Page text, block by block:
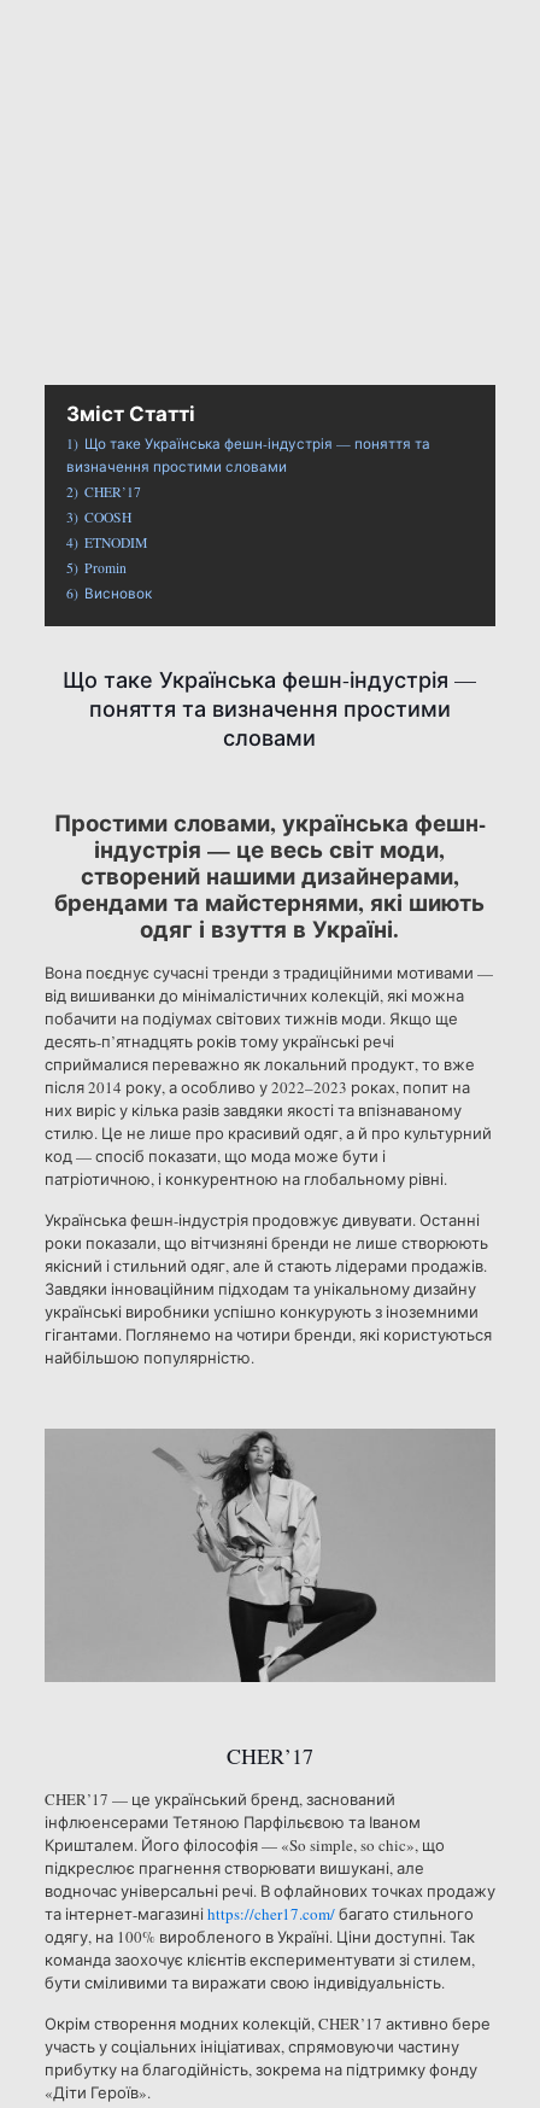
Зміст Статті
1) Що таке Українська фешн-індустрія — поняття та
визначення простими словами
2) CHER’17
3) COOSH
4) ETNODIM
5) Promin
6) Висновок
Що таке Українська фешн-індустрія —
поняття та визначення простими
словами
Простими словами, українська фешн-
індустрія — це весь світ моди,
створений нашими дизайнерами,
брендами та майстернями, які шиють
одяг і взуття в Україні.
Вона поєднує сучасні тренди з традиційними мотивами —
від вишиванки до мінімалістичних колекцій, які можна
побачити на подіумах світових тижнів моди. Якщо ще
десять-п’ятнадцять років тому українські речі
сприймалися переважно як локальний продукт, то вже
після 2014 року, а особливо у 2022–2023 роках, попит на
них виріс у кілька разів завдяки якості та впізнаваному
стилю. Це не лише про красивий одяг, а й про культурний
код — спосіб показати, що мода може бути і
патріотичною, і конкурентною на глобальному рівні.
Українська фешн-індустрія продовжує дивувати. Останні
роки показали, що вітчизняні бренди не лише створюють
якісний і стильний одяг, але й стають лідерами продажів.
Завдяки інноваційним підходам та унікальному дизайну
українські виробники успішно конкурують з іноземними
гігантами. Поглянемо на чотири бренди, які користуються
найбільшою популярністю.
CHER’17
CHER’17 — це український бренд, заснований
інфлюенсерами Тетяною Парфільєвою та Іваном
Кришталем. Його філософія — «So simple, so chic», що
підкреслює прагнення створювати вишукані, але
водночас універсальні речі. В офлайнових точках продажу
та інтернет-магазині https://cher17.com/багато стильного
одягу, на 100% виробленого в Україні. Ціни доступні. Так
команда заохочує клієнтів експериментувати зі стилем,
бути сміливими та виражати свою індивідуальність.
Окрім створення модних колекцій, CHER’17 активно бере
участь у соціальних ініціативах, спрямовуючи частину
прибутку на благодійність, зокрема на підтримку фонду
«Діти Героїв».